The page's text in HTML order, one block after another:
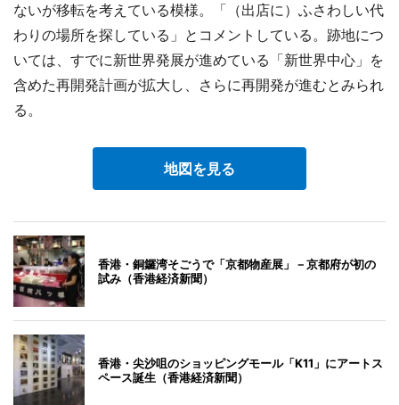
ないが移転を考えている模様。「（出店に）ふさわしい代
わりの場所を探している」とコメントしている。跡地につ
いては、すでに新世界発展が進めている「新世界中心」を
含めた再開発計画が拡大し、さらに再開発が進むとみられ
る。
地図を見る
香港・銅鑼湾そごうで「京都物産展」－京都府が初の
試み（香港経済新聞）
香港・尖沙咀のショッピングモール「K11」にアートス
ペース誕生（香港経済新聞）